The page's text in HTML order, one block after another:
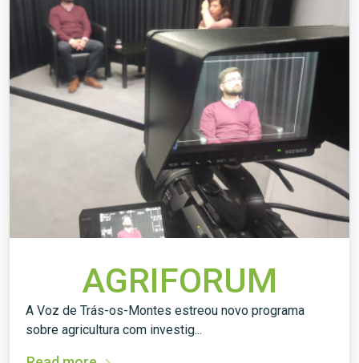
AGRIFORUM
A Voz de Trás-os-Montes estreou novo programa
sobre agricultura com investig...